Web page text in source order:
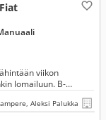
viikon
lomailuun. B-
Aleksi Palukka